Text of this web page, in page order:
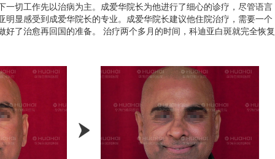
一切工作先以治病为主。成爱华院长为他进行了细心的诊疗，尽管语言
明显感受到成爱华院长的专业。成爱华院长建议他住院治疗，需要一个
好了治愈再回国的准备。 治疗两个多月的时间，科迪亚白斑就完全恢复